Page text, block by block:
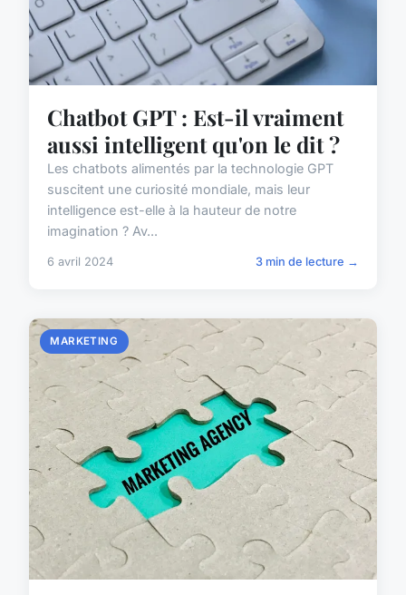
Chatbot GPT : Est-il vraiment
aussi intelligent qu'on le dit ?
Les chatbots alimentés par la technologie GPT
suscitent une curiosité mondiale, mais leur
intelligence est-elle à la hauteur de notre
imagination ? Av...
6 avril 2024 3 min de lecture →
MARKETING